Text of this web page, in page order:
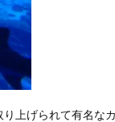
上げられて有名な